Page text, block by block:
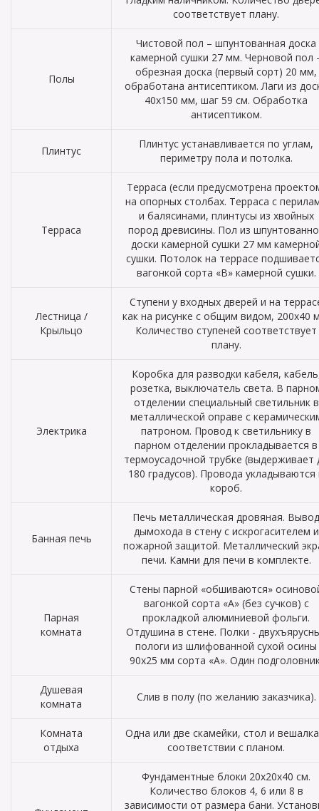
соответствует плану.
Полы
Чистовой пол – шпунтованная доска
камерной сушки 27 мм. Черновой пол
обрезная доска (первый сорт) 20 мм,
обработана антисептиком. Лаги из
40х150 мм, шаг 59 см. Обработка
антисептиком.
Плинтус
Плинтус устанавливается по углам,
периметру пола и потолка.
Терраса
Терраса (если предусмотрена
на опорных столбах. Терраса с
и балясинами, плинтусы из хвойных
пород древисины. Пол из
доски камерной сушки 27 мм
сушки. Потолок на террасе
вагонкой сорта «В» камерной сушки.
Лестница /
Крыльцо
Ступени у входных дверей и на
как на рисунке с общим видом, 200х40
Количество ступеней соответствует
плану.
Электрика
Коробка для разводки кабеля,
розетка, выключатель света. В
отделении специальный светильник в
металлической оправе с
патроном. Провод к светильнику в
парном отделении прокладывается в
термоусадочной трубке (выдерживает
180 градусов). Провода укладываются
короб.
Банная печь
Печь металлическая дровяная. Вывод
дымохода в стену с искрогасителем и
пожарной защитой. Металлический
печи. Камни для печи в комплекте.
Парная
комната
Стены парной «обшиваются»
вагонкой сорта «А» (без сучков) с
прокладкой алюминиевой фольги.
Отдушина в стене. Полки -
пологи из шлифованной сухой осины
90х25 мм сорта «А». Один
Душевая
комната
Слив в полу (по желанию заказчика).
Комната
отдыха
Одна или две скамейки, стол и
соответствии с планом.
Фундаментные блоки 20х20х40 см.
Количество блоков 4, 6 или 8 в
зависимости от размера бани.